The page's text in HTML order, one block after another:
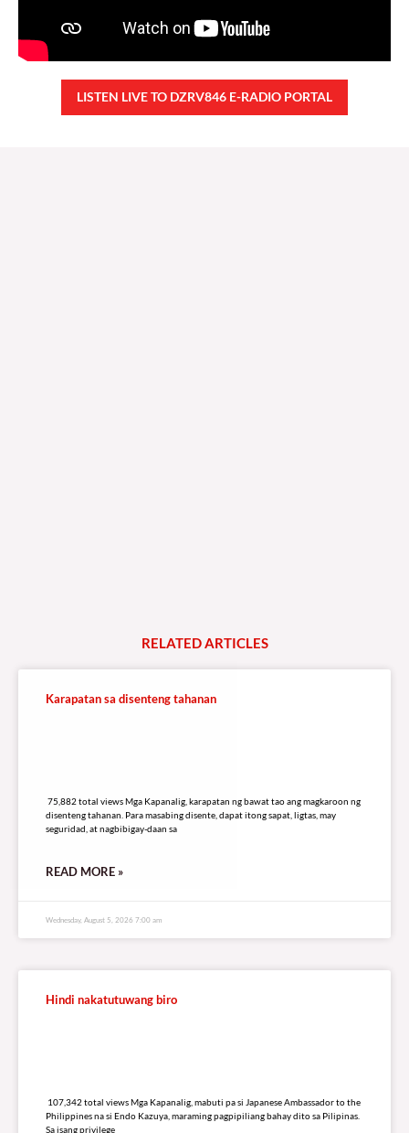
LISTEN LIVE TO DZRV846 E-RADIO PORTAL
RELATEDARTICLES
Karapatan sa disenteng tahanan
75,882 total views Mga Kapanalig, karapatan ng bawat tao ang magkaroon ng
disenteng tahanan. Para masabing disente, dapat itong sapat, ligtas, may
seguridad, at nagbibigay-daan sa
READ MORE »
Wednesday, August 5, 2026 7:00 am
Hindi nakatutuwang biro
107,342 total views Mga Kapanalig, mabuti pa si Japanese Ambassador to the
Philippines na si Endo Kazuya, maraming pagpipiliang bahay dito sa Pilipinas.
Sa isang privilege